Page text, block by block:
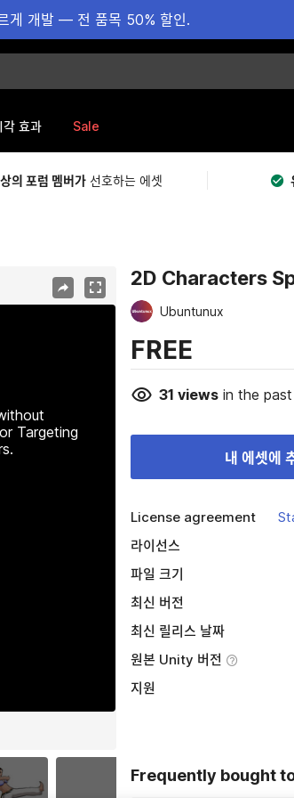
게 개발 — 전 품목 50% 할인.
각 효과 Sale
의 포럼 멤버가 선호하는 에셋
Targeting
2D Characters
Ubuntunux
FREE
31 viewsin the
내 에셋에
License agreement
라이선스
파일 크기
최신 버전
최신 릴리스 날짜
원본 Unity 버전
지원
Frequently bought